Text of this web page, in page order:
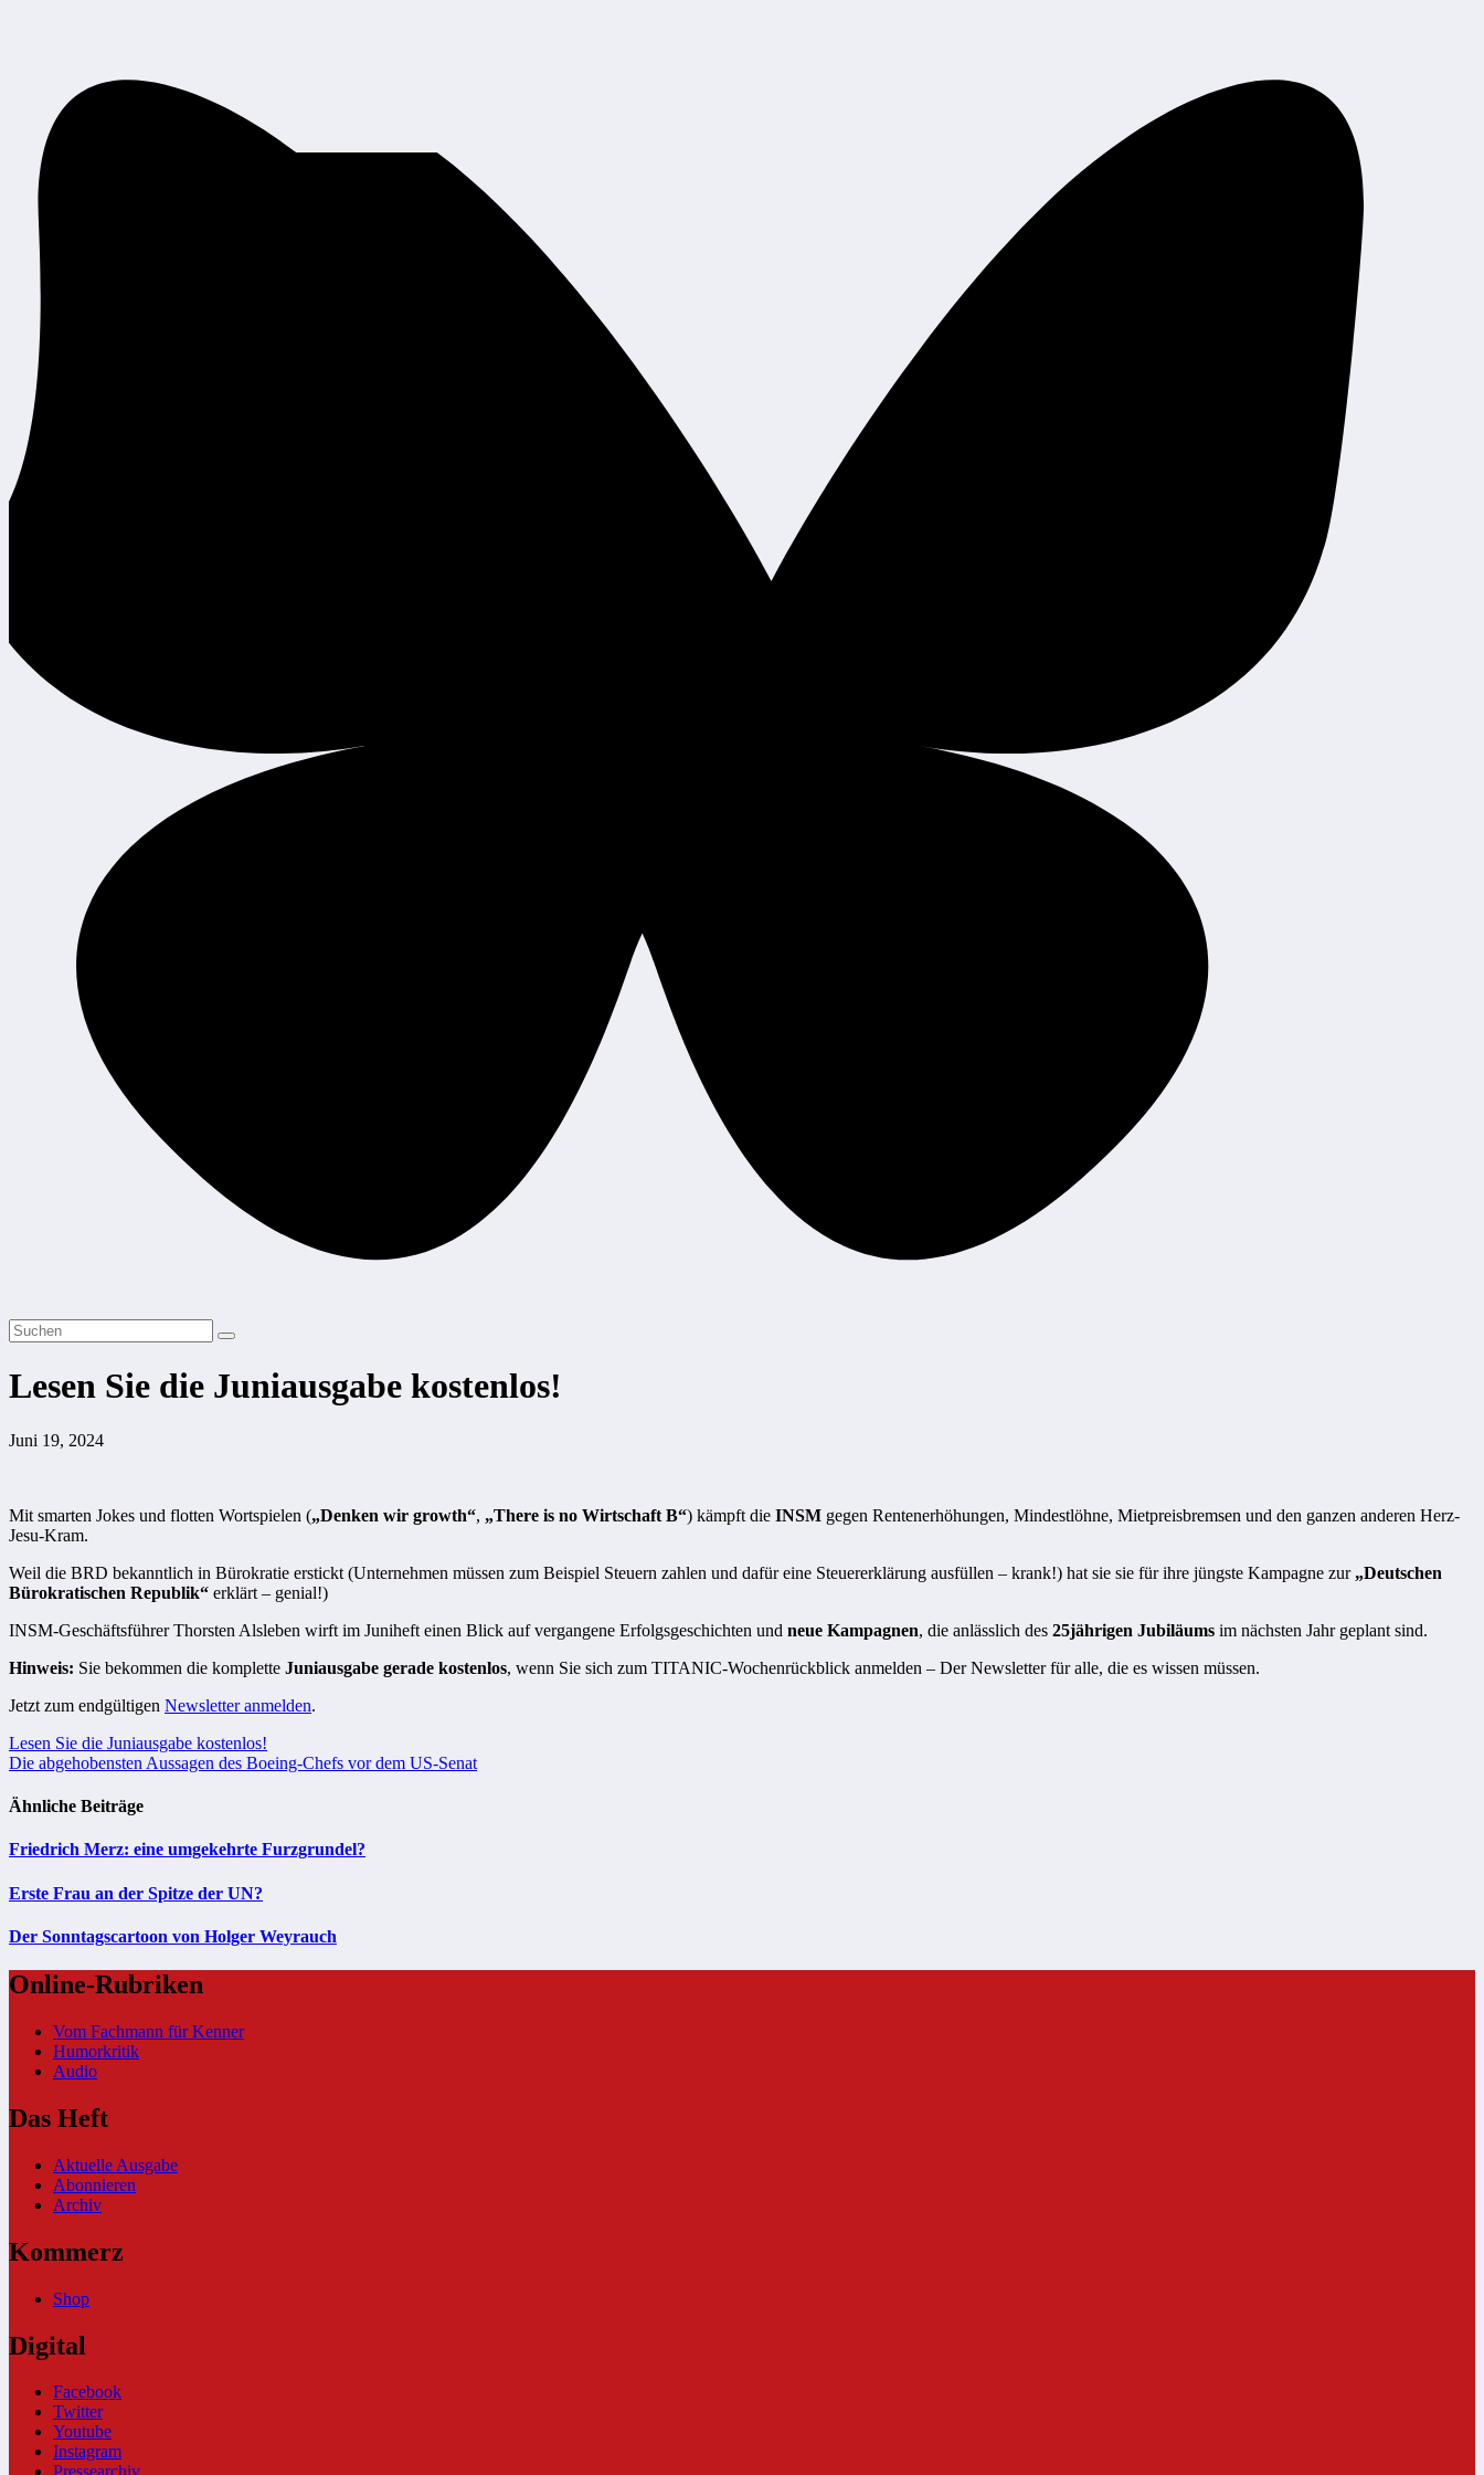
Lesen Sie die Juniausgabe kostenlos!
Juni 19, 2024
Mit smarten Jokes und flotten Wortspielen („Denken wir growth“, „There is no Wirtschaft B“) kämpft die INSM gegen Rentenerhöhungen, Mindestlöhne, Mietpreisbremsen und den ganzen anderen Herz-
Jesu-Kram.
Weil die BRD bekanntlich in Bürokratie erstickt (Unternehmen müssen zum Beispiel Steuern zahlen und dafür eine Steuererklärung ausfüllen – krank!) hat sie sie für ihre jüngste Kampagne zur „Deutschen
Bürokratischen Republik“ erklärt – genial!)
INSM-Geschäftsführer Thorsten Alsleben wirft im Juniheft einen Blick auf vergangene Erfolgsgeschichten und neue Kampagnen, die anlässlich des 25jährigen Jubiläums im nächsten Jahr geplant sind.
Hinweis: Sie bekommen die komplette Juniausgabe gerade kostenlos, wenn Sie sich zum TITANIC-Wochenrückblick anmelden – Der Newsletter für alle, die es wissen müssen.
Jetzt zum endgültigen Newsletter anmelden.
Beitragsnavigation
Lesen Sie die Juniausgabe kostenlos!
Die abgehobensten Aussagen des Boeing-Chefs vor dem US-Senat
Ähnliche Beiträge
Friedrich Merz: eine umgekehrte Furzgrundel?
Erste Frau an der Spitze der UN?
Der Sonntagscartoon von Holger Weyrauch
Online-Rubriken
Vom Fachmann für Kenner
Humorkritik
Audio
Das Heft
Aktuelle Ausgabe
Abonnieren
Archiv
Kommerz
Shop
Digital
Facebook
Twitter
Youtube
Instagram